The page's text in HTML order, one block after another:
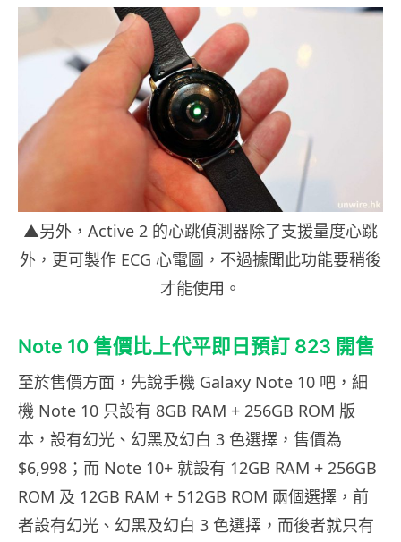
▲另外，Active 2 的心跳偵測器除了支援量度心跳
外，更可製作 ECG 心電圖，不過據聞此功能要稍後
才能使用。
Note 10 售價比上代平即日預訂 823 開售
至於售價方面，先說手機 Galaxy Note 10 吧，細
機 Note 10 只設有 8GB RAM + 256GB ROM 版
本，設有幻光、幻黑及幻白 3 色選擇，售價為
$6,998；而 Note 10+ 就設有 12GB RAM + 256GB
ROM 及 12GB RAM + 512GB ROM 兩個選擇，前
者設有幻光、幻黑及幻白 3 色選擇，而後者就只有